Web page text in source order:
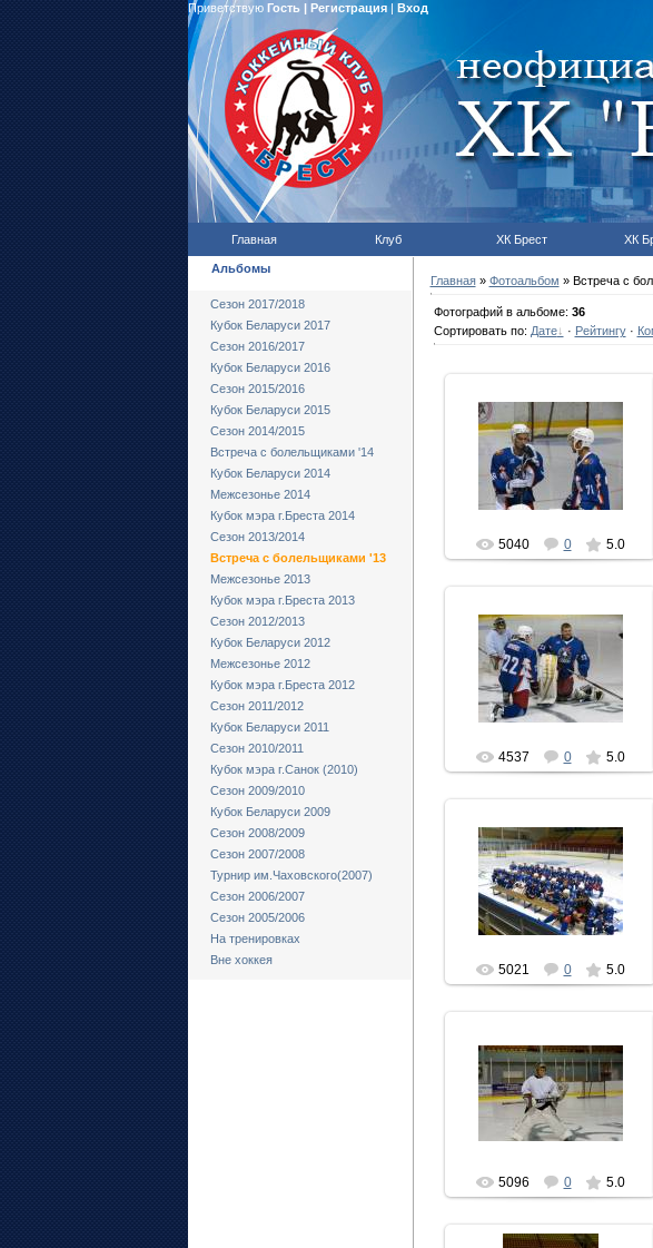
Приветствую Гость | Регистрация| Вход
Главная Клуб ХК Брест ХК
Альбомы
Сезон 2017/2018
Кубок Беларуси 2017
Сезон 2016/2017
Кубок Беларуси 2016
Сезон 2015/2016
Кубок Беларуси 2015
Сезон 2014/2015
Встреча с болельщиками '14
Кубок Беларуси 2014
Межсезонье 2014
Кубок мэра г.Бреста 2014
Сезон 2013/2014
Встреча с болельщиками '13
Межсезонье 2013
Кубок мэра г.Бреста 2013
Сезон 2012/2013
Кубок Беларуси 2012
Межсезонье 2012
Кубок мэра г.Бреста 2012
Сезон 2011/2012
Кубок Беларуси 2011
Сезон 2010/2011
Кубок мэра г.Санок (2010)
Сезон 2009/2010
Кубок Беларуси 2009
Сезон 2008/2009
Сезон 2007/2008
Турнир им.Чаховского(2007)
Сезон 2006/2007
Сезон 2005/2006
На тренировках
Вне хоккея
Главная» Фотоальбом » Встреча с
Фотографий в альбоме: 36
Сортировать по: Дате · Рейтингу·
04.09.2013
hcbrest
5040 0 5.0
04.09.2013
hcbrest
4537 0 5.0
04.09.2013
hcbrest
5021 0 5.0
04.09.2013
hcbrest
5096 0 5.0